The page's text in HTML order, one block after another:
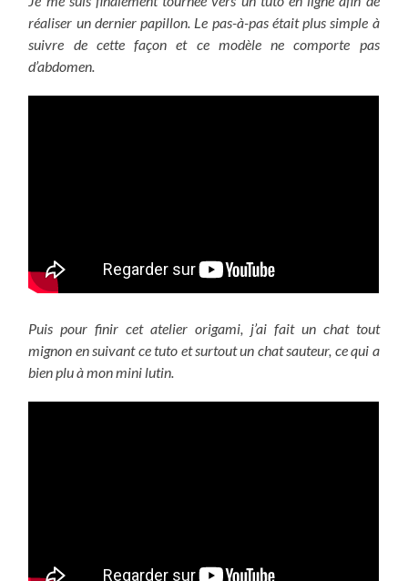
réaliser un dernier papillon. Le pas-à-pas était plus simple à
suivre de cette façon et ce modèle ne comporte pas
d’abdomen.
Puis pour finir cet atelier origami, j’ai fait un chat tout
mignon en suivant ce tuto et surtout un chat sauteur, ce qui a
bien plu à mon mini lutin.